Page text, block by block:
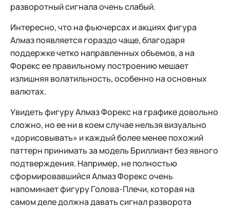
разворотный сигнала очень слабый.
Интересно, что на фьючерсах и акциях фигура
Алмаз появляется гораздо чаще, благодаря
поддержке четко направленных объемов, а на
Форекс ее правильному построению мешает
излишняя волатильность, особенно на основных
валютах.
Увидеть фигуру Алмаз Форекс на графике довольно
сложно, но ее ни в коем случае нельзя визуально
«дорисовывать» и каждый более менее похожий
паттерн принимать за модель Бриллиант без явного
подтверждения. Например, не полностью
сформировавшийся Алмаз Форекс очень
напоминает фигуру Голова-Плечи, которая на
самом деле должна давать сигнал разворота